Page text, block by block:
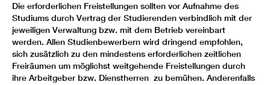
Die erforderlichen Freistellungen sollten vor Aufnahme des
Studiums durch Vertrag der Studierenden verbindlich mit der
jeweiligen Verwaltung bzw. mit dem Betrieb vereinbart
werden. Allen Studienbewerbern wird dringend empfohlen,
sich zusätzlich zu den mindestens erforderlichen zeitlichen
Freiräumen um möglichst weitgehende Freistellungen durch
ihre Arbeitgeber bzw. Dienstherren zu bemühen. Anderenfalls